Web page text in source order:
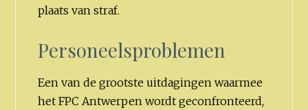
plaats van straf.
Personeelsproblemen
Een van de grootste uitdagingen waarmee
het FPC Antwerpen wordt geconfronteerd,